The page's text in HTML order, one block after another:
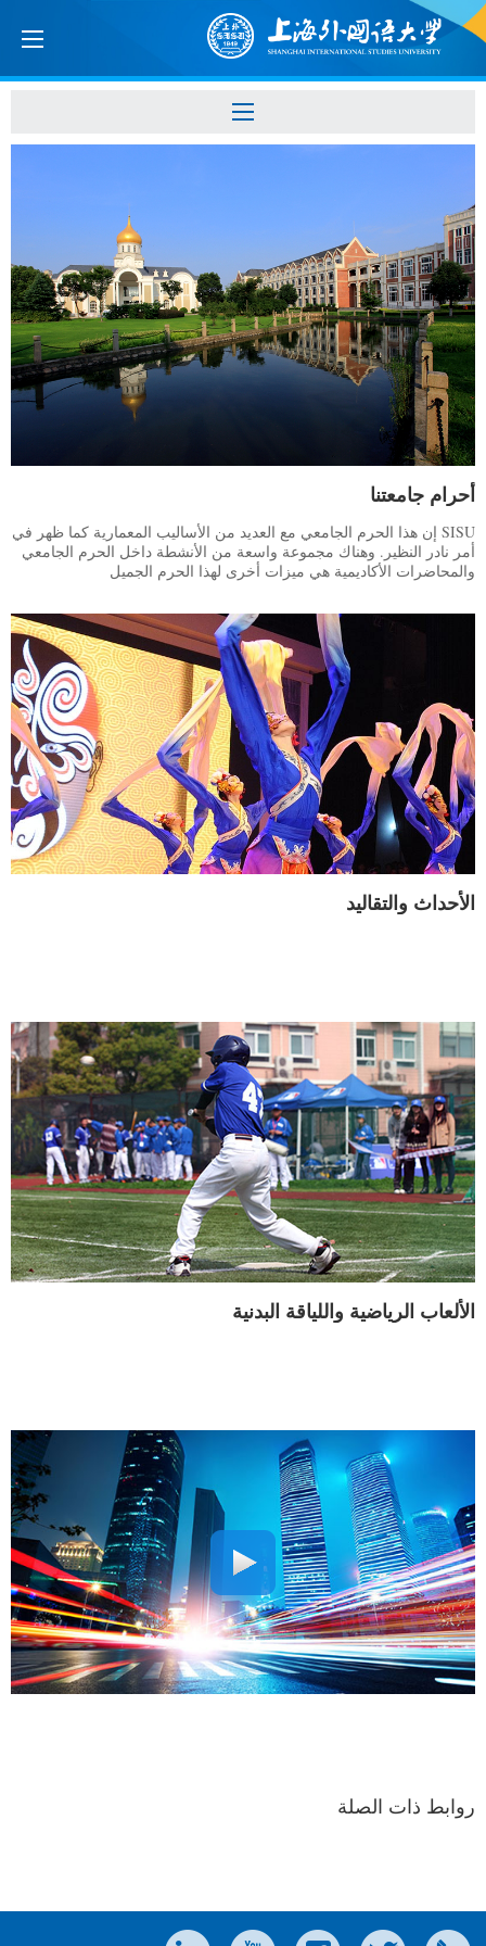
أحرام جامعتنا
إن هذا الحرم الجامعي مع العديد من الأساليب المعمارية كما ظهر في SISU
أمر نادر النظير. وهناك مجموعة واسعة من الأنشطة داخل الحرم الجامعي
والمحاضرات الأكاديمية هي ميزات أخرى لهذا الحرم الجميل
الأحداث والتقاليد
الألعاب الرياضية واللياقة البدنية
روابط ذات الصلة